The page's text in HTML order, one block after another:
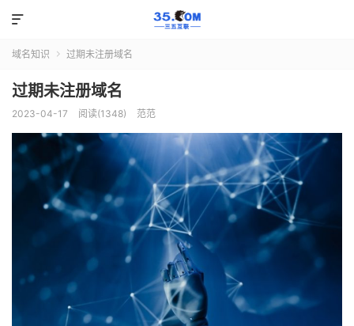

域名知识  过期未注册域名
过期未注册域名
2023-04-17 阅读(1348) 范范